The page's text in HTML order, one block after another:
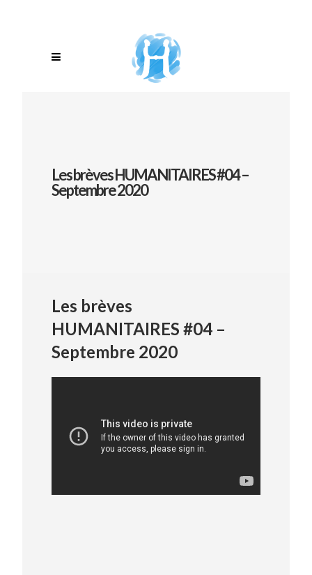
Les brèves HUMANITAIRES #04 –
Septembre 2020
Les brèves
HUMANITAIRES #04 –
Septembre 2020